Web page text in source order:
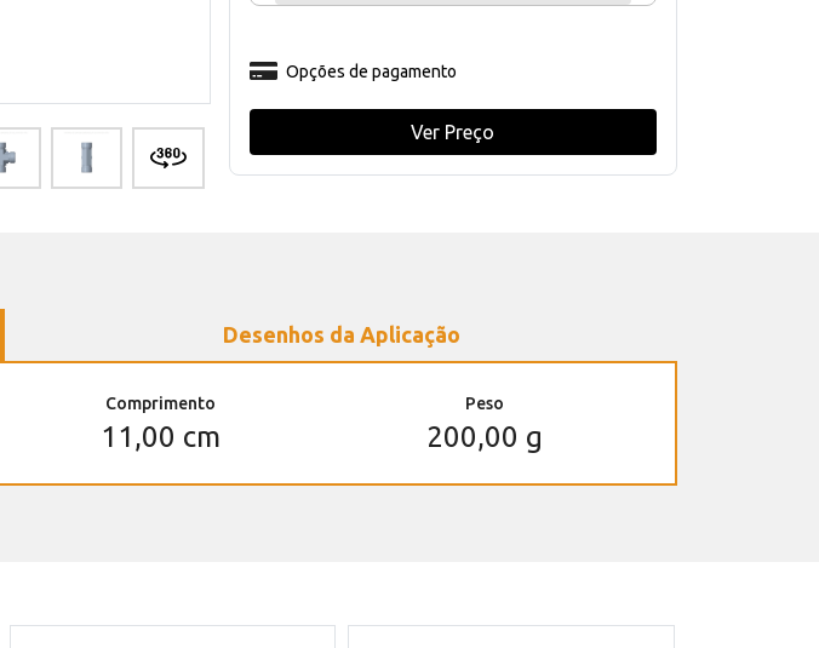
Opções de pagamento
Ver Preço
Desenhos da Aplicação
Comprimento
11,00 cm
Peso
200,00 g